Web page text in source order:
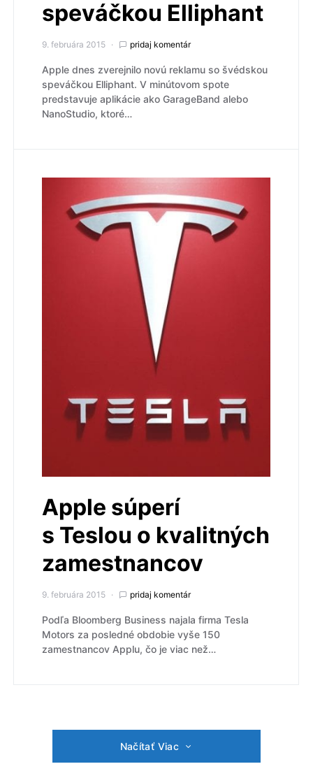
speváčkou Elliphant
9. februára 2015 pridaj komentár
Apple dnes zverejnilo novú reklamu so švédskou
speváčkou Elliphant. V minútovom spote
predstavuje aplikácie ako GarageBand alebo
NanoStudio, ktoré…
Apple súperí
s Teslou o kvalitných
zamestnancov
9. februára 2015 pridaj komentár
Podľa Bloomberg Business najala firma Tesla
Motors za posledné obdobie vyše 150
zamestnancov Applu, čo je viac než…
Načítať Viac